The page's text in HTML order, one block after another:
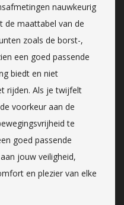
nauwkeurig
de maattabel van de
zoals de borst-,
een goed passende
biedt en niet
rijden. Als je twijfelt
voorkeur aan de
te
goed passende
jouw veiligheid,
en plezier van elke